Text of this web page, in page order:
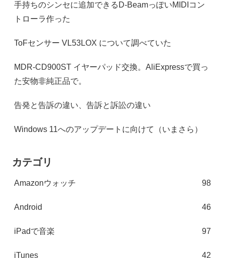
手持ちのシンセに追加できるD-BeamっぽいMIDIコン
トローラ作った
ToFセンサー VL53LOX について調べていた
MDR-CD900ST イヤーパッド交換。AliExpressで買っ
た安物非純正品で。
告発と告訴の違い、告訴と訴訟の違い
Windows 11へのアップデートに向けて（いまさら）
カテゴリ
Amazonウォッチ 98
Android 46
iPadで音楽 97
iTunes 42